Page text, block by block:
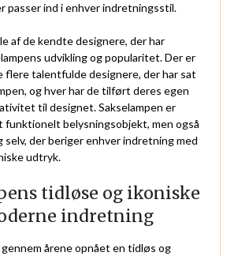
passer ind i enhver indretningsstil.
af de kendte designere, der har
udvikling og popularitet. Der er
flere talentfulde designere, der har sat
og hver har de tilført deres egen
til designet. Sakselampen er
funktionelt belysningsobjekt, men også
der beriger enhver indretning med
udtryk.
tidløse og ikoniske
indretning
gennem årene opnået en tidløs og